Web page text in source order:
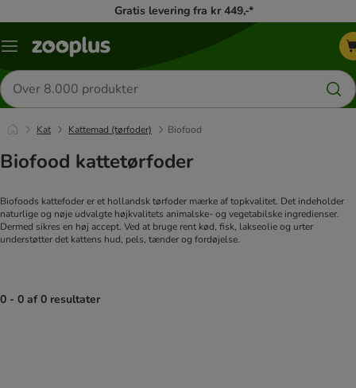
Gratis levering fra kr 449,-*
Menu
Søg
efter
produkter
Kat Kattemad (tørfoder) Biofood
Biofood kattetørfoder
Biofoods kattefoder er et hollandsk tørfoder mærke af topkvalitet. Det indeholder
naturlige og nøje udvalgte højkvalitets animalske- og vegetabilske ingredienser.
Dermed sikres en høj accept. Ved at bruge rent kød, fisk, lakseolie og urter
understøtter det kattens hud, pels, tænder og fordøjelse.
0 - 0 af 0 resultater